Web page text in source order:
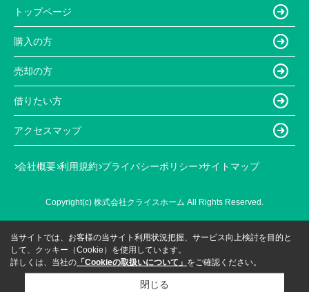
トップページ
購入の方
売却の方
借りたい方
アクセスマップ
会社概要 利用規約 プライバシーポリシー サイトマップ
Copyright(c) 株式会社クライスホーム All Rights Reserved.
当サイトでは、お客様の当サイト利用状況把握、サービス向上検討を目的と
して、クッキー（Cookie）を使用しています。
詳しくは、当社の 「Cookieの取扱いについて」 をご確認ください。
閉じる